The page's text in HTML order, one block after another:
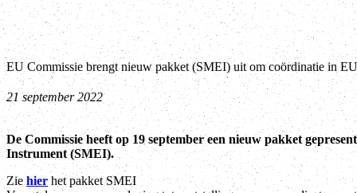
EU Commissie brengt nieuw pakket (SMEI) uit om coördinatie in
21 september 2022
De Commissie heeft op 19 september een nieuw pakket
Instrument (SMEI).
Zie hier het pakket SMEI